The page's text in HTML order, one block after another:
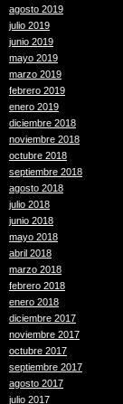
agosto 2019
julio 2019
junio 2019
mayo 2019
marzo 2019
febrero 2019
enero 2019
diciembre 2018
noviembre 2018
octubre 2018
septiembre 2018
agosto 2018
julio 2018
junio 2018
mayo 2018
abril 2018
marzo 2018
febrero 2018
enero 2018
diciembre 2017
noviembre 2017
octubre 2017
septiembre 2017
agosto 2017
julio 2017